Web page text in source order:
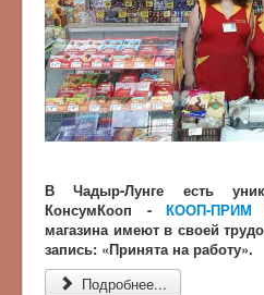
В Чадыр-Лунге есть
КонсумКооп - КООП-
магазина имеют в своей
запись: «Принята на работу».
Подробнее...